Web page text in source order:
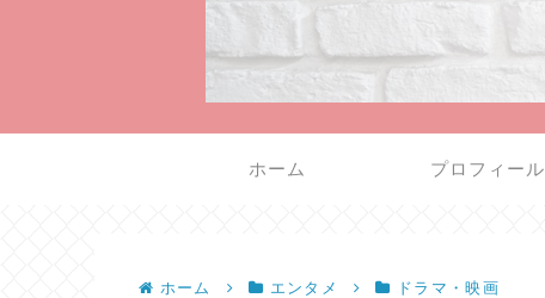
ホーム プロフィール
ホーム エンタメ ドラマ・映画